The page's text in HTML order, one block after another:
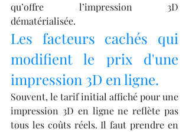
qu’offre l’impression 3D
dématérialisée.
Les facteurs cachés qui
modifient le prix d'une
impression 3D en ligne.
Souvent, le tarif initial affiché pour une
impression 3D en ligne ne reflète pas
tous les coûts réels. Il faut prendre en